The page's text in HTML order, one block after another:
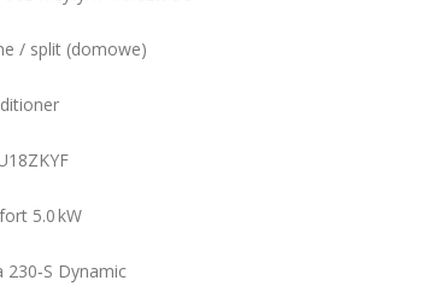
/ split (domowe)
5.0 kW
Dynamic